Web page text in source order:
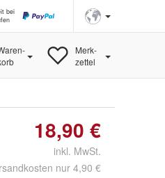
bei
Merk-
zettel
18,90 €
inkl. MwSt.
nur 4,90 €